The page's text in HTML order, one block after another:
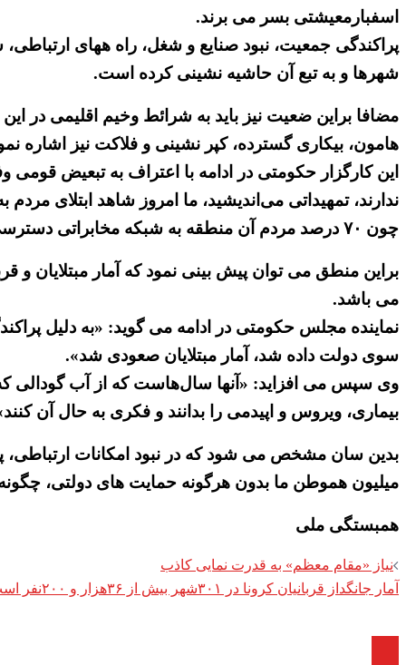
اسفبارمعیشتی بسر می برند.
پراکندگی جمعیت، نبود صنایع و شغل، راه ههای
شهرها و به تبع آن حاشیه نشینی کرده است.
مضافا براین ضعیت نیز باید به شرائط وخیم اقلیمی در
هامون، بیکاری گسترده، کپر نشینی و فلاکت نیز اشاره
این کارگزار حکومتی در ادامه با اعتراف به تبعیض
ندارند، تمهیداتی می‌اندیشید، ما امروز شاهد ابتلای
چون ۷۰ درصد مردم آن منطقه به شبکه مخابراتی دسترسی ندارند».
براین منطق می توان پیش بینی نمود که آمار مبتلایان
می باشد.
نماینده مجلس حکومتی در ادامه می گوید: «به دلیل
سوی دولت داده شد، آمار مبتلایان صعودی شد».
وی سپس می افزاید: «آنها سال‌هاست که از آب گودالی که
بیماری، ویروس و اپیدمی را بدانند و فکری به حال آن
میلیون هموطن ما بدون هرگونه حمایت های دولتی،
همبستگی ملی
Post
نیاز «مقام معظم» به قدرت نمایی کاذب
آمار جانگداز قربانیان کرونا در ۳۰۱شهر بیش از ۳۶هزار و ۲۰۰نفر است